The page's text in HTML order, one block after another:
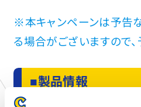
※本キャンペーンは予告
る場合がございますので、
■製品情報